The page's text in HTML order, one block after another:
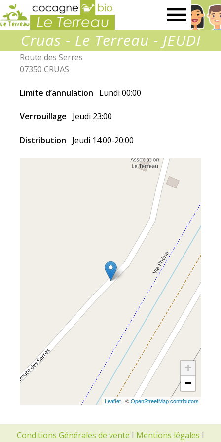
Le
Cruas - Le Terreau - JEUDI
Route des Serres
07350 CRUAS
Limite d’annulation Lundi 00:00
Verrouillage Jeudi 23:00
Distribution Jeudi 14:00-20:00
+
−
Leaflet | ©OpenStreetMap contributors
Conditions Générales de vente I Mentions légales I